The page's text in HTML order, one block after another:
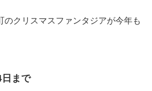
のクリスマスファンタジアが今年も
まで